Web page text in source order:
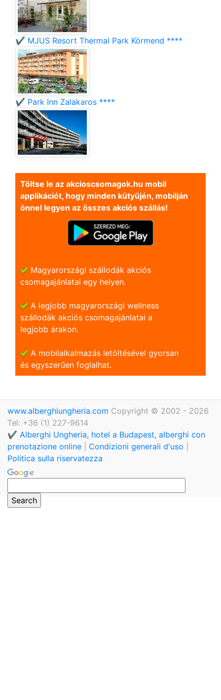
✔️ MJUS Resort Thermal Park Körmend ****
✔️ Park Inn Zalakaros ****
Töltse le az akcioscsomagok.hu mobil
applikációt, hogy minden kütyüjén, mobilján
önnel legyen az összes akciós szállás!
Magyarországi szállodák akciós
csomagajánlatai egy helyen.
A legjobb magyarországi wellness
szállodák akciós csomagajánlatai a
legjobb árakon.
A mobilalkalmazás letöltésével gyorsan
és egyszerũen foglalhat.
www.alberghiungheria.com Copyright © 2002 - 2026
Tel: +36 (1) 227-9614
✔️ Alberghi Ungheria, hotel a Budapest, alberghi con
prenotazione online
Condizioni generali d'uso
Politica sulla riservatezza